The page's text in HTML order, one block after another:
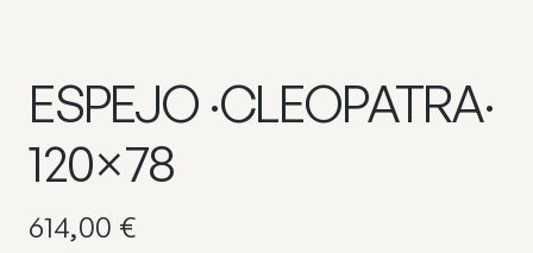
ESPEJO ·CLEOPATRA·
120×78
614,00 €